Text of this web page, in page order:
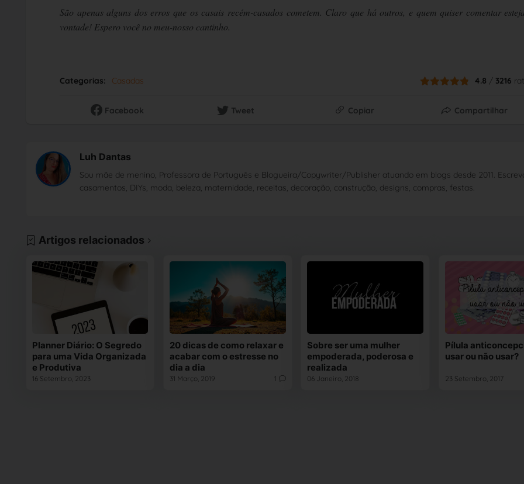
São apenas alguns dos erros que os casais recém-casados cometem. Claro que há outros, e quem quiser comentar
vontade! Espero você no meu-nosso cantinho.
Categorias: Casadas 4.8 / 3216
Facebook Tweet Copiar Compartilhar
Luh Dantas
Sou mãe de menino, Professora de Português e Blogueira/Copywriter/Publisher atuando em blogs desde 2011.
casamentos, DIYs, moda, beleza, maternidade, receitas, decoração, construção, designs, compras, festas.
Artigos relacionados
Planner Diário: O Segredo
para uma Vida Organizada
e Produtiva
16 Setembro, 2023
20 dicas de como relaxar e
acabar com o estresse no
dia a dia
31 Março, 2019 1
Sobre ser uma mulher
empoderada, poderosa e
realizada
06 Janeiro, 2018
Pílula
usar ou não usar?
23 Setembro, 2017